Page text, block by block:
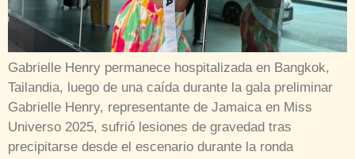
Gabrielle Henry permanece hospitalizada en Bangkok,
Tailandia, luego de una caída durante la gala preliminar
Gabrielle Henry, representante de Jamaica en Miss
Universo 2025, sufrió lesiones de gravedad tras
precipitarse desde el escenario durante la ronda